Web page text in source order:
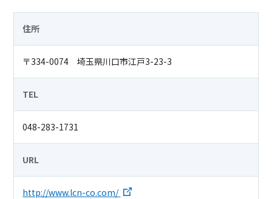
住所
〒334-0074 埼玉県川口市江戸3-23-3
TEL
048-283-1731
URL
http://www.lcn-co.com/